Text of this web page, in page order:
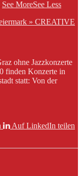
See MoreSee Less
» CREATIVE
ohne Jazzkonzerte
finden Konzerte in
statt: Von der
Auf LinkedIn teilen